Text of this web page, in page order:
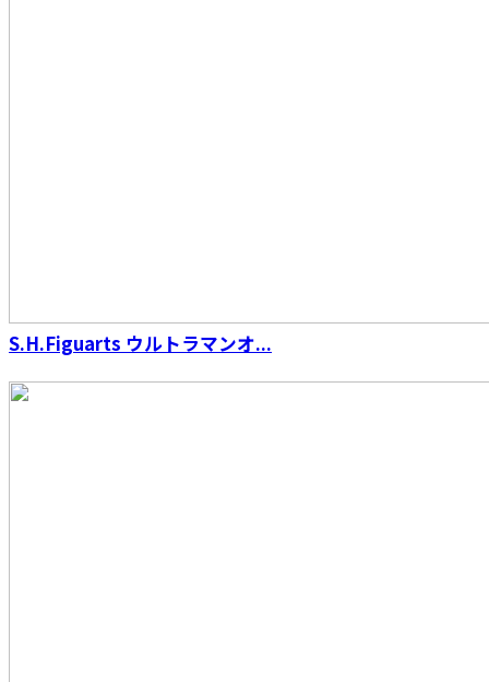
S.H.Figuarts ウルトラマンオ...